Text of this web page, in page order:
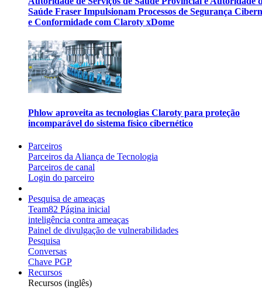
Saúde Fraser Impulsionam Processos de Segurança
e Conformidade com Claroty xDome
Phlow aproveita as tecnologias Claroty para proteção
incomparável do sistema físico cibernético
Parceiros
Parceiros da Aliança de Tecnologia
Parceiros de canal
Login do parceiro
Pesquisa de ameaças
Team82 Página inicial
inteligência contra ameaças
Painel de divulgação de vulnerabilidades
Pesquisa
Conversas
Chave PGP
Recursos
Recursos (inglês)